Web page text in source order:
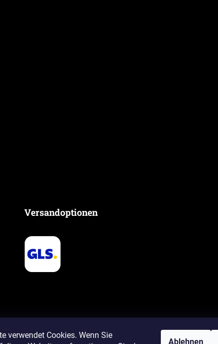
verwendet Cookies. Wenn Sie
Ablehnen
Versandoptionen